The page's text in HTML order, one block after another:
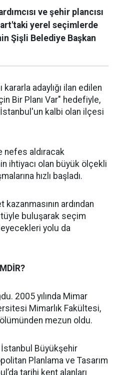
ve şehir plancısı
yerel seçimlerde
Şişli Belediye Başkan
adaylığı ilan edilen
Bir Planı Var" hedefiyle,
kalbi olan ilçesi
nefes aldıracak
ihtiyacı olan büyük ölçekli
hızlı başladı.
kazanmasının ardından
buluşarak seçim
yolu da
2005 yılında Mimar
Mimarlık Fakültesi,
mezun oldu.
İstanbul Büyükşehir
Planlama ve Tasarım
tarihi kent alanları